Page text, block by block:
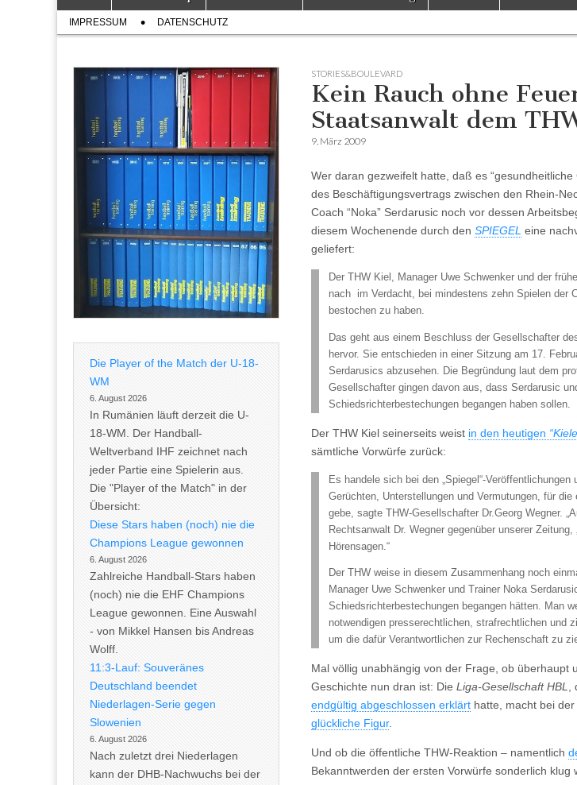
menu
content
Sub
menu
IMPRESSUM DATENSCHUTZ
STORIES&BOULEVARD
Kein Rauch ohne
Staatsanwalt dem
9. März 2009
Wer daran gezweifelt hatte, daß es
des Beschäftigungsvertrags zwischen den Rhein-
Coach “Noka” Serdarusic noch vor dessen
diesem Wochenende durch den SPIEGEL eine
geliefert:
Der THW Kiel, Manager Uwe Schwenker und der
nach im Verdacht, bei mindestens zehn Spielen der
bestochen zu haben.
Das geht aus einem Beschluss der Gesellschafter
hervor. Sie entschieden in einer Sitzung am 17.
Serdarusics abzusehen. Die Begründung laut dem
Gesellschafter gingen davon aus, dass Serdarusic
Schiedsrichterbestechungen begangen haben sollen.
Der THW Kiel seinerseits weist in den heutigen
sämtliche Vorwürfe zurück:
Es handele sich bei den „Spiegel“-
Gerüchten, Unterstellungen und Vermutungen, für
gebe, sagte THW-Gesellschafter Dr.Georg Wegner.
Rechtsanwalt Dr. Wegner gegenüber unserer
Hörensagen.“
Der THW weise in diesem Zusammenhang noch
Manager Uwe Schwenker und Trainer Noka
Schiedsrichterbestechungen begangen hätten. Man
notwendigen presserechtlichen, strafrechtlichen und
um die dafür Verantwortlichen zur Rechenschaft zu
Mal völlig unabhängig von der Frage, ob überhaupt
Geschichte nun dran ist: Die Liga-Gesellschaft HBL,
endgültig abgeschlossen erklärt hatte, macht bei
glückliche Figur.
Und ob die öffentliche THW-Reaktion – namentlich
Bekanntwerden der ersten Vorwürfe sonderlich klug
Die Player of the Match der U-18-
WM
6. August 2026
In Rumänien läuft derzeit die U-
18-WM. Der Handball-
Weltverband IHF zeichnet nach
jeder Partie eine Spielerin aus.
Die "Player of the Match" in der
Übersicht:
Diese Stars haben (noch) nie die
Champions League gewonnen
6. August 2026
Zahlreiche Handball-Stars haben
(noch) nie die EHF Champions
League gewonnen. Eine Auswahl
- von Mikkel Hansen bis Andreas
Wolff.
11:3-Lauf: Souveränes
Deutschland beendet
Niederlagen-Serie gegen
Slowenien
6. August 2026
Nach zuletzt drei Niederlagen
kann der DHB-Nachwuchs bei der